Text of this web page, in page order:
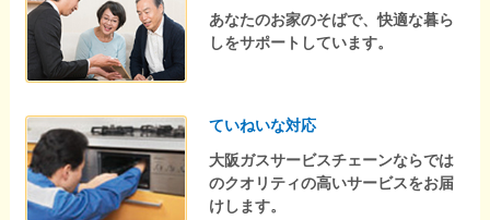
あなたのお家のそばで、快適な暮ら
しをサポートしています。
ていねいな対応
大阪ガスサービスチェーンならでは
のクオリティの高いサービスをお届
けします。